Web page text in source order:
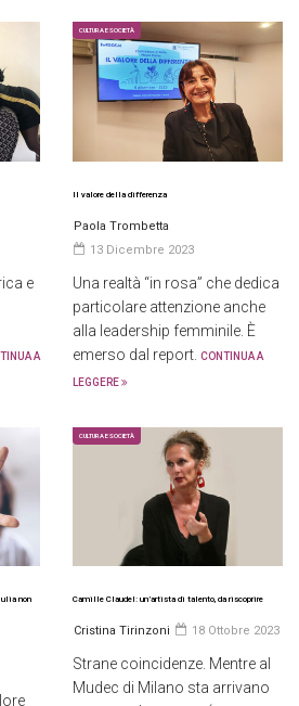
e
A
CULTURA E SOCIETÀ
Il valore della differenza
Paola Trombetta
13 Dicembre 2023
Una realtà “in rosa” che dedica
particolare attenzione anche
alla leadership femminile. È
emerso dal report. CONTINUA A
LEGGERE
non
CULTURA E SOCIETÀ
Camille Claudel: un’artista di talento, da riscoprire
Cristina Tirinzoni 18 Ottobre 2023
Strane coincidenze. Mentre al
Mudec di Milano sta arrivano